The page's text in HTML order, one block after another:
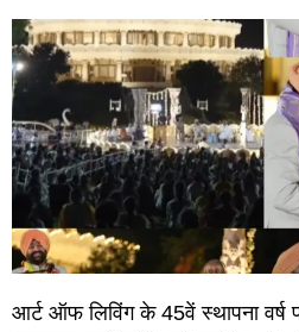
आर्ट ऑफ लिविंग के 45वें स्थापना वर्ष